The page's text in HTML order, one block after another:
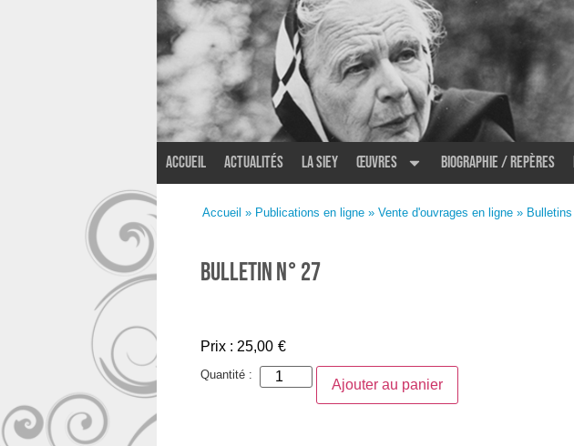
Accueil Actualités La SIEY Œuvres Biographie / Repères
Accueil/Bulletins/ BULLETIN N° 27
Accueil » Publications en ligne » Vente d'ouvrages en ligne » Bulletins
BULLETIN N° 27
Prix : 25,00 €
Quantité :
Ajouter au panier